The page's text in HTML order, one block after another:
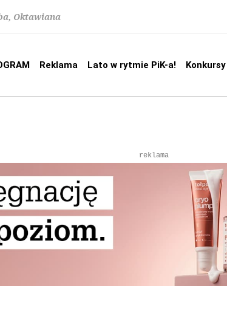
Oktawiana
Reklama Lato w rytmie PiK-a! Konkursy
reklama